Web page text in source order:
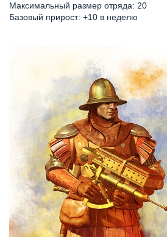
Максимальный размер отряда: 20
Базовый прирост: +10 в неделю